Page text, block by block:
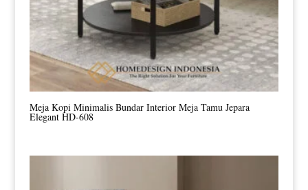
Meja Kopi Minimalis Bundar Interior Meja Tamu Jepara
Elegant HD-608